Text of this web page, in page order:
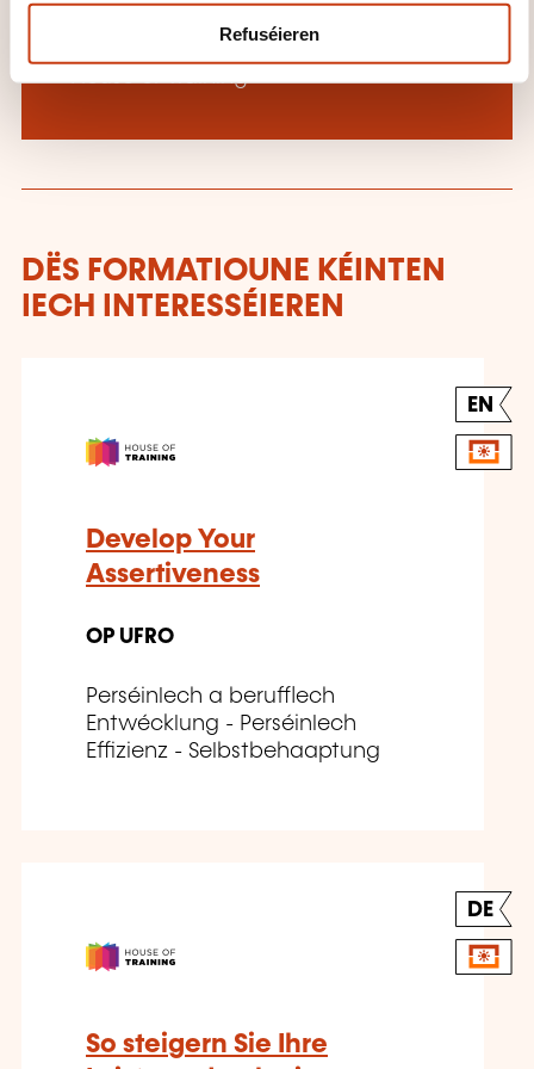
Refuséieren
House of Training
DËS FORMATIOUNE KÉINTEN
IECH INTERESSÉIEREN
EN
Develop Your
Assertiveness
OP UFRO
Perséinlech a berufflech
Entwécklung - Perséinlech
Effizienz - Selbstbehaaptung
DE
So steigern Sie Ihre